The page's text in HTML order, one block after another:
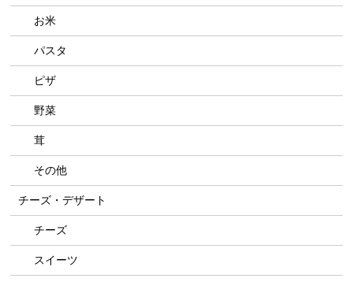
お米
パスタ
ピザ
野菜
茸
その他
チーズ・デザート
チーズ
スイーツ